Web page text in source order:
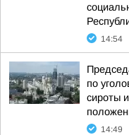
14:54
по
сироты
14:49